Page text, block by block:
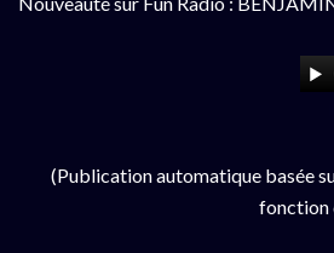
(Publication automatique basée
fonction